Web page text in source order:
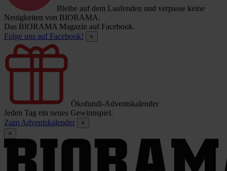
Bleibe auf dem Laufenden und verpasse keine
Neuigkeiten von BIORAMA.
Das BIORAMA Magazin auf Facebook.
Folge uns auf Facebook!
×
Ökofundi-Adventskalender
Jeden Tag ein neues Gewinnspiel.
Zum Adventskalender
×
×